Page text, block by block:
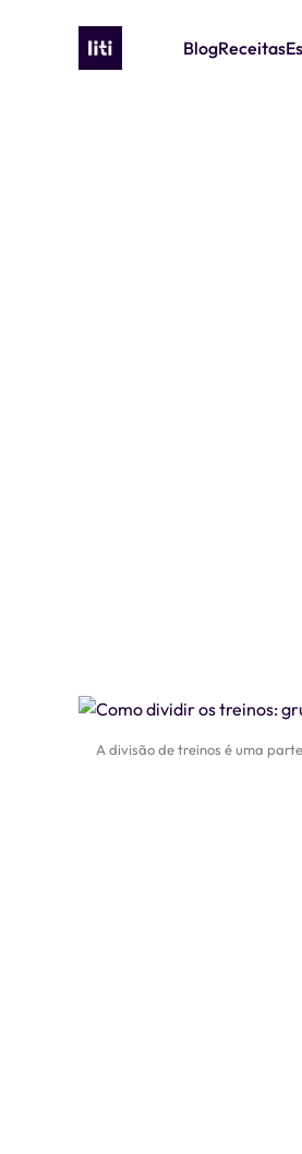
BlogReceitas
A divisão de treinos é uma